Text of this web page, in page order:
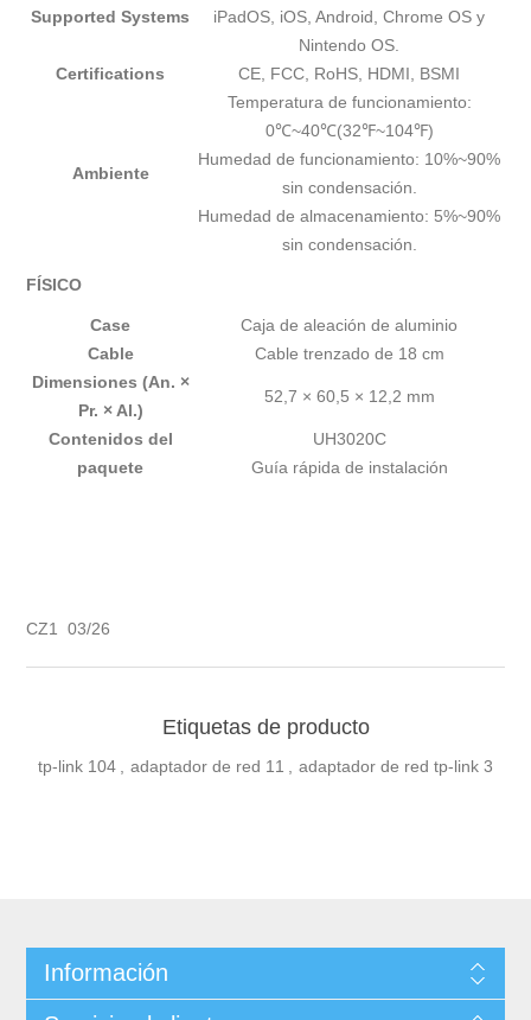
Supported Systems
iPadOS, iOS, Android, Chrome OS y
Nintendo OS.
Certifications
CE, FCC, RoHS, HDMI, BSMI
Ambiente
Temperatura de funcionamiento:
0℃~40℃(32℉~104℉)
Humedad de funcionamiento: 10%~90%
sin condensación.
Humedad de almacenamiento: 5%~90%
sin condensación.
FÍSICO
Case
Caja de aleación de aluminio
Cable
Cable trenzado de 18 cm
Dimensiones (An. ×
Pr. × Al.)
52,7 × 60,5 × 12,2 mm
Contenidos del
paquete
UH3020C
Guía rápida de instalación
CZ1 03/26
Etiquetas de producto
tp-link 104 , adaptador de red 11 , adaptador de red tp-link 3
Información